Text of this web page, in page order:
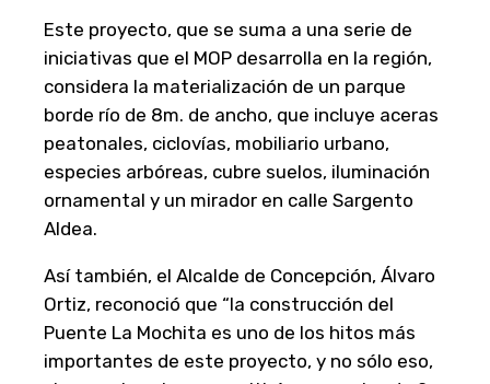
Este proyecto, que se suma a una serie de
iniciativas que el MOP desarrolla en la región,
considera la materialización de un parque
borde río de 8m. de ancho, que incluye aceras
peatonales, ciclovías, mobiliario urbano,
especies arbóreas, cubre suelos, iluminación
ornamental y un mirador en calle Sargento
Aldea.
Así también, el Alcalde de Concepción, Álvaro
Ortiz, reconoció que “la construcción del
Puente La Mochita es uno de los hitos más
importantes de este proyecto, y no sólo eso,